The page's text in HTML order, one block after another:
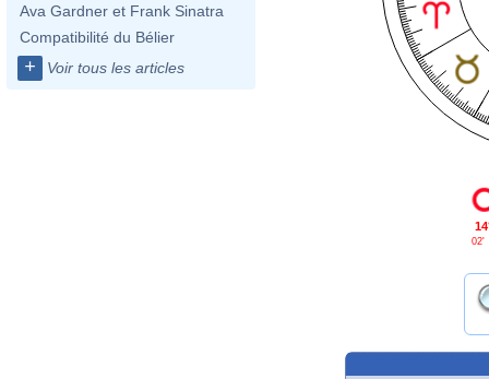
Ava Gardner et Frank Sinatra
Compatibilité du Bélier
+ Voir tous les articles
02'